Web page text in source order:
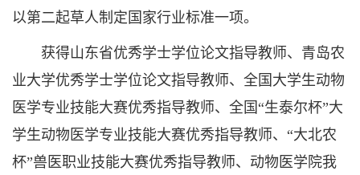
以第二起草人制定国家行业标准一项。
获得山东省优秀学士学位论文指导教师、青岛农
业大学优秀学士学位论文指导教师、全国大学生动物
医学专业技能大赛优秀指导教师、全国“生泰尔杯”大
学生动物医学专业技能大赛优秀指导教师、“大北农
杯”兽医职业技能大赛优秀指导教师、动物医学院我